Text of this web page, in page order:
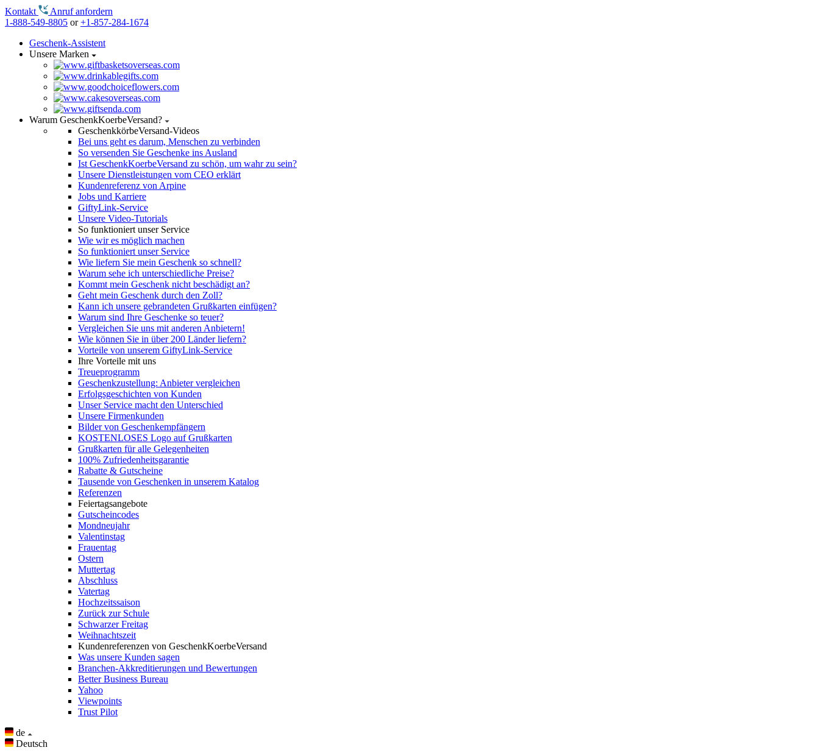
Kontakt
Anruf anfordern
1-888-549-8805 or+1-857-284-1674
Geschenk-Assistent
Unsere Marken
Warum GeschenkKoerbeVersand?
GeschenkkörbeVersand-Videos
Bei uns geht es darum, Menschen zu verbinden
So versenden Sie Geschenke ins Ausland
Ist GeschenkKoerbeVersand zu schön, um wahr zu sein?
Unsere Dienstleistungen vom CEO erklärt
Kundenreferenz von Arpine
Jobs und Karriere
GiftyLink-Service
Unsere Video-Tutorials
So funktioniert unser Service
Wie wir es möglich machen
So funktioniert unser Service
Wie liefern Sie mein Geschenk so schnell?
Warum sehe ich unterschiedliche Preise?
Kommt mein Geschenk nicht beschädigt an?
Geht mein Geschenk durch den Zoll?
Kann ich unsere gebrandeten Grußkarten einfügen?
Warum sind Ihre Geschenke so teuer?
Vergleichen Sie uns mit anderen Anbietern!
Wie können Sie in über 200 Länder liefern?
Vorteile von unserem GiftyLink-Service
Ihre Vorteile mit uns
Treueprogramm
Geschenkzustellung: Anbieter vergleichen
Erfolgsgeschichten von Kunden
Unser Service macht den Unterschied
Unsere Firmenkunden
Bilder von Geschenkempfängern
KOSTENLOSES Logo auf Grußkarten
Grußkarten für alle Gelegenheiten
100% Zufriedenheitsgarantie
Rabatte & Gutscheine
Tausende von Geschenken in unserem Katalog
Referenzen
Feiertagsangebote
Gutscheincodes
Mondneujahr
Valentinstag
Frauentag
Ostern
Muttertag
Abschluss
Vatertag
Hochzeitssaison
Zurück zur Schule
Schwarzer Freitag
Weihnachtszeit
Kundenreferenzen von GeschenkKoerbeVersand
Was unsere Kunden sagen
Branchen-Akkreditierungen und Bewertungen
Better Business Bureau
Yahoo
Viewpoints
Trust Pilot
de
Deutsch